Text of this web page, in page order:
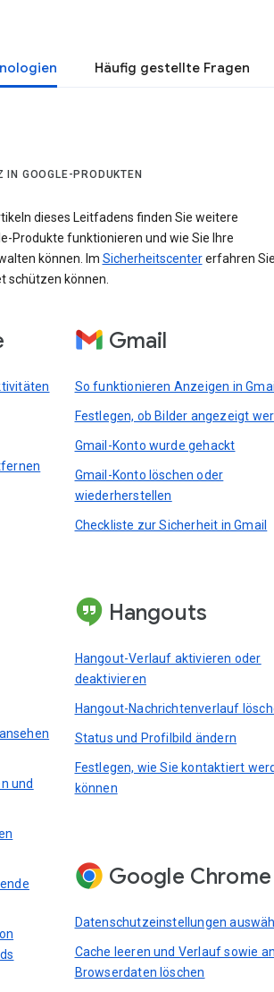
Häufig gestellte Fragen
IN GOOGLE-PRODUKTEN
dieses Leitfadens finden Sie weitere
Produkte funktionieren und wie Sie Ihre
können. Im Sicherheitscentererfahren
schützen können.
und
Gmail
So funktionieren Anzeigen in Gmail
Festlegen, ob Bilder angezeigt
Gmail-Konto wurde gehackt
Gmail-Konto löschen oder
wiederherstellen
Checkliste zur Sicherheit in Gmail
Hangouts
Hangout-Verlauf aktivieren oder
deaktivieren
Hangout-Nachrichtenverlauf
Status und Profilbild ändern
Festlegen, wie Sie kontaktiert
können
Google Chrome
Datenschutzeinstellungen
Cache leeren und Verlauf sowie
Browserdaten löschen